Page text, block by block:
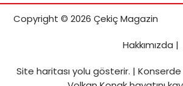
Copyright © 2026 Çekiç Magazin
Hakkımızda |
Site haritasıyolu gösterir. |